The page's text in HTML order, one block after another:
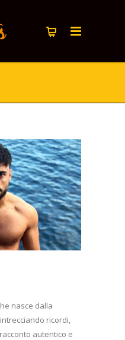
nasce dalla
ricordi,
autentico e